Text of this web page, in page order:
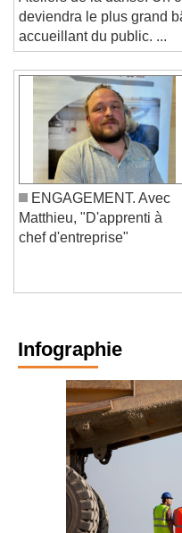
Ateliers de la danse. Un
deviendra le plus grand
accueillant du public. ...
ENGAGEMENT. Avec
Matthieu, "D'apprenti à
Infographie